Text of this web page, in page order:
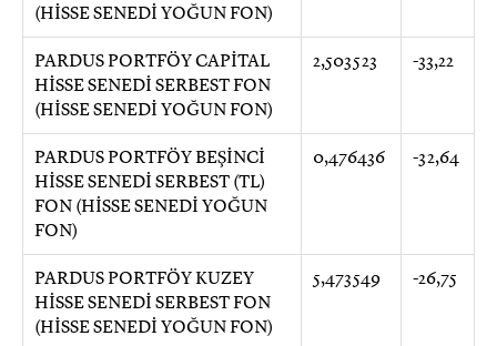
(HİSSE SENEDİ YOĞUN FON)
PARDUS PORTFÖY CAPİTAL
HİSSE SENEDİ SERBEST FON
(HİSSE SENEDİ YOĞUN FON)
2,503523 -33,22
PARDUS PORTFÖY BEŞİNCİ
HİSSE SENEDİ SERBEST (TL)
FON (HİSSE SENEDİ YOĞUN
FON)
0,476436 -32,64
PARDUS PORTFÖY KUZEY
HİSSE SENEDİ SERBEST FON
(HİSSE SENEDİ YOĞUN FON)
5,473549 -26,75